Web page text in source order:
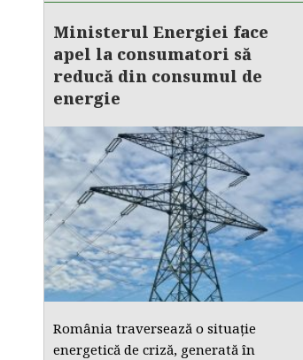
Ministerul Energiei face
apel la consumatori să
reducă din consumul de
energie
România traversează o situație
energetică de criză, generată în